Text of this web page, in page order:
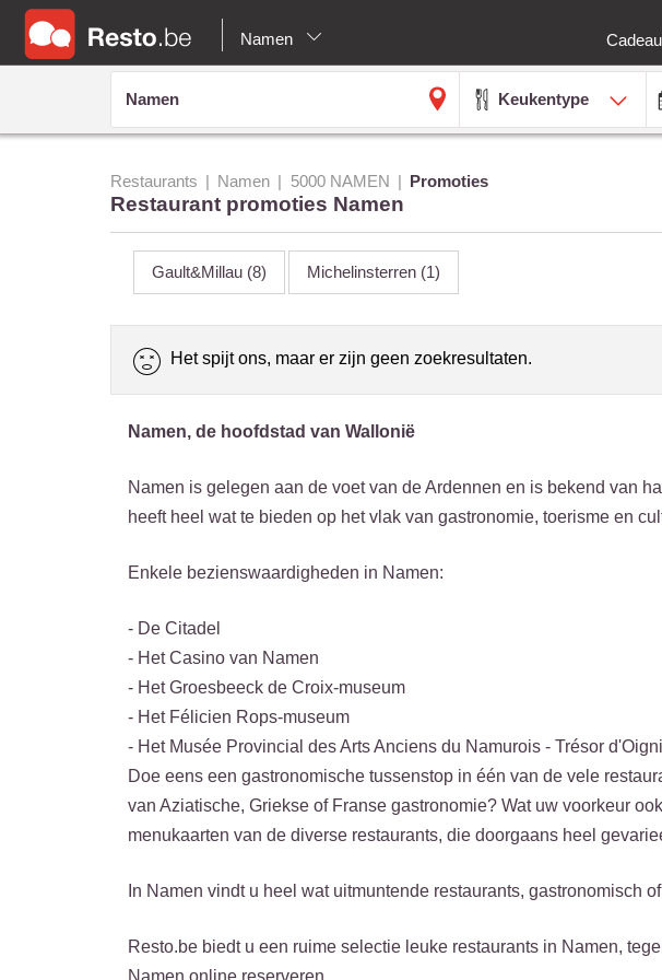
Namen
Keukentype
Restaurants Namen 5000 NAMEN Promoties
Restaurant promoties Namen
Gault&Millau (8) Michelinsterren (1)
Het spijt ons, maar er zijn geen zoekresultaten.
Namen, de hoofdstad van Wallonië
Namen is gelegen aan de voet van de Ardennen en is bekend van
heeft heel wat te bieden op het vlak van gastronomie, toerisme en
Enkele bezienswaardigheden in Namen:
- De Citadel
- Het Casino van Namen
- Het Groesbeeck de Croix-museum
- Het Félicien Rops-museum
- Het Musée Provincial des Arts Anciens du Namurois - Trésor
Doe eens een gastronomische tussenstop in één van de vele
van Aziatische, Griekse of Franse gastronomie? Wat uw voorkeur
menukaarten van de diverse restaurants, die doorgaans heel
In Namen vindt u heel wat uitmuntende restaurants, gastronomisch
Resto.be biedt u een ruime selectie leuke restaurants in Namen,
Namen online reserveren.